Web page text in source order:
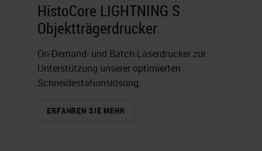
HistoCore LIGHTNING S
Objektträgerdrucker
On-Demand- und Batch-Laserdrucker zur
Unterstützung unserer optimierten
Schneidestationslösung.
ERFAHREN SIE MEHR